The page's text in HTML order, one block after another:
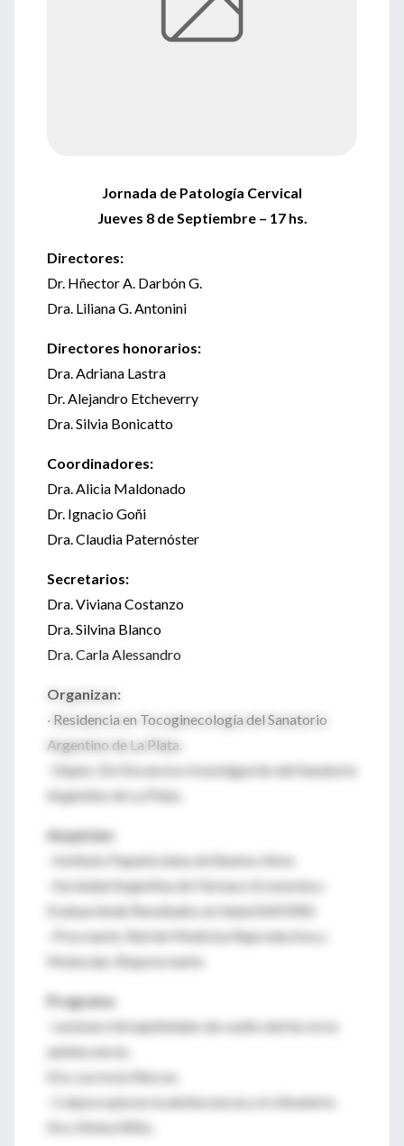
Jornada de Patología Cervical
Jueves 8 de Septiembre – 17 hs.
Directores:
Dr. Hñector A. Darbón G.
Dra. Liliana G. Antonini
Directores honorarios:
Dra. Adriana Lastra
Dr. Alejandro Etcheverry
Dra. Silvia Bonicatto
Coordinadores:
Dra. Alicia Maldonado
Dr. Ignacio Goñi
Dra. Claudia Paternóster
Secretarios:
Dra. Viviana Costanzo
Dra. Silvina Blanco
Dra. Carla Alessandro
Organizan:
· Residencia en Tocoginecología del Sanatorio
Argentino de La Plata.
· Depto. De Docencia e Investigación del Sanatorio
Argentino de La Plata.
Auspician:
· Instituto Papanicolaou de Buenos Aires
· Sociedad Argentina de Fármaco Economía y
Evaluaciónde Resultados en Salud (SAFERS)
· Procrearte. Red de Medicina Reproductiva y
Molecular. Bioprecrearte.
Programa
· Lesiones Intraepiteliales de cuello uterino en la
adolescencia.
Dra. Lucrecia Illescas.
· Colposcopia en la adolescencia y el climaterio.
Dra. Silvina Witis.